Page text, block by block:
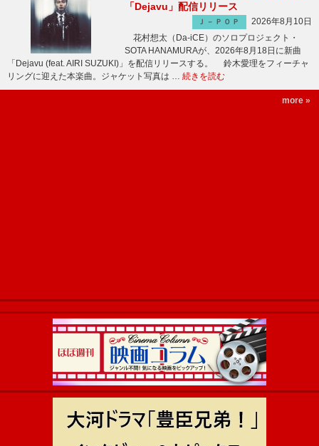
「Dejavu」配信リリース
Ｊ－ＰＯＰ
2026年8月10日
花村想太（Da-iCE）のソロプロジェクト・
SOTA HANAMURAが、2026年8月18日に新曲
「Dejavu (feat. AIRI SUZUKI)」を配信リリースする。 鈴木愛理をフィーチャ
リングに迎えた本楽曲。ジャケット写真は … 続きを読む
more »